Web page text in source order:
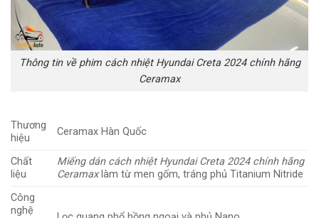
Thông tin về phim cách nhiệt Hyundai Creta 2024 chính hãng
Ceramax
Thương
hiệu
Ceramax Hàn Quốc
Chất
liệu
Miếng dán cách nhiệt Hyundai Creta 2024 chính hãng
Ceramax làm từ men gốm, tráng phủ Titanium Nitride
Công
nghệ